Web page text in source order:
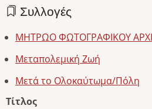
Συλλογές
ΜΗΤΡΩΟ ΦΩΤΟΓΡΑΦΙΚΟΥ
Μεταπολεμική Ζωή
Μετά το Ολοκαύτωμα/Πόλη
Τίτλος